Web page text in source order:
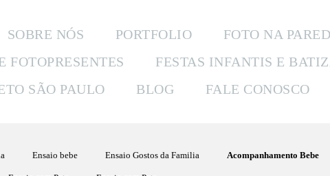
SOBRE NÓS PORTFOLIO
FOTO NA
FOTOPRESENTES
FESTAS INFANTIS E
SÃO PAULO
BLOG FALE CONOSCO
Ensaio bebe Ensaio Gostos da Familia Acompanhamento Bebe